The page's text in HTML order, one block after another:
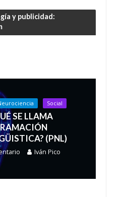
y publicidad:
Social
SE LLAMA
(PNL)
Iván Pico